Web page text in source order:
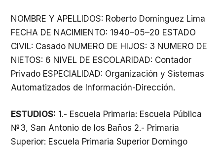
NOMBRE Y APELLIDOS: Roberto Domínguez Lima
FECHA DE NACIMIENTO: 1940–05–20 ESTADO
CIVIL: Casado NUMERO DE HIJOS: 3 NUMERO DE
NIETOS: 6 NIVEL DE ESCOLARIDAD: Contador
Privado ESPECIALIDAD: Organización y Sistemas
Automatizados de Información-Dirección.
ESTUDIOS: 1.- Escuela Primaria: Escuela Pública
№3, San Antonio de los Baños 2.- Primaria
Superior: Escuela Primaria Superior Domingo